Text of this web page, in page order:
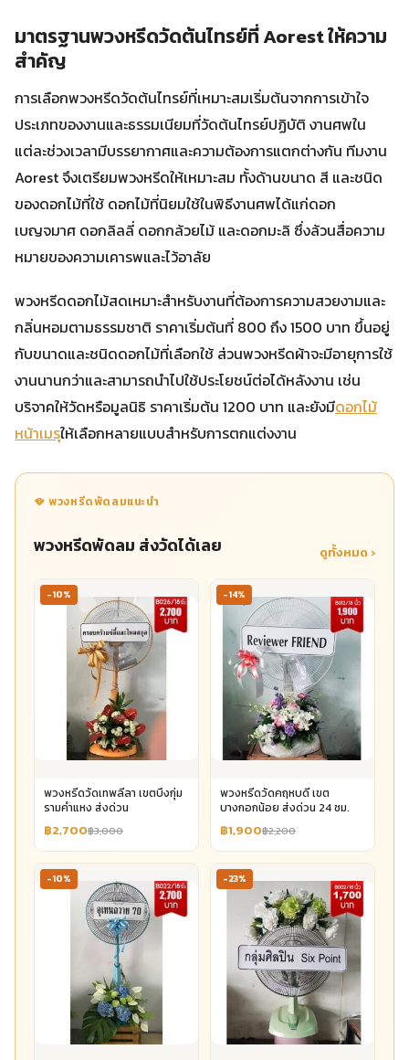
มาตรฐานพวงหรีดวัดต้นไทรย์ที่ Aorest ให้ความ
สำคัญ
การเลือกพวงหรีดวัดต้นไทรย์ที่เหมาะสมเริ่มต้นจากการเข้าใจ
ประเภทของงานและธรรมเนียมที่วัดต้นไทรย์ปฏิบัติ งานศพใน
แต่ละช่วงเวลามีบรรยากาศและความต้องการแตกต่างกัน ทีมงาน
Aorest จึงเตรียมพวงหรีดให้เหมาะสม ทั้งด้านขนาด สี และชนิด
ของดอกไม้ที่ใช้ ดอกไม้ที่นิยมใช้ในพิธีงานศพได้แก่ดอก
เบญจมาศ ดอกลิลลี่ ดอกกล้วยไม้ และดอกมะลิ ซึ่งล้วนสื่อความ
หมายของความเคารพและไว้อาลัย
พวงหรีดดอกไม้สดเหมาะสำหรับงานที่ต้องการความสวยงามและ
กลิ่นหอมตามธรรมชาติ ราคาเริ่มต้นที่ 800 ถึง 1500 บาท ขึ้นอยู่
กับขนาดและชนิดดอกไม้ที่เลือกใช้ ส่วนพวงหรีดผ้าจะมีอายุการใช้
งานนานกว่าและสามารถนำไปใช้ประโยชน์ต่อได้หลังงาน เช่น
บริจาคให้วัดหรือมูลนิธิ ราคาเริ่มต้น 1200 บาท และยังมีดอกไม้
หน้าเมรุให้เลือกหลายแบบสำหรับการตกแต่งงาน
🪭 พวงหรีดพัดลมแนะนำ
พวงหรีดพัดลม ส่งวัดได้เลย ดูทั้งหมด ›
-10%
พวงหรีดวัดเทพลีลา เขตบึงกุ่ม
รามคำแหง ส่งด่วน
฿2,700฿3,000
-14%
พวงหรีดวัดคฤหบดี เขต
บางกอกน้อย ส่งด่วน 24 ชม.
฿1,900฿2,200
-10% -23%